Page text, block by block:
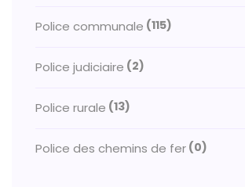
Police communale (115)
Police judiciaire (2)
Police rurale (13)
Police des chemins de fer (0)